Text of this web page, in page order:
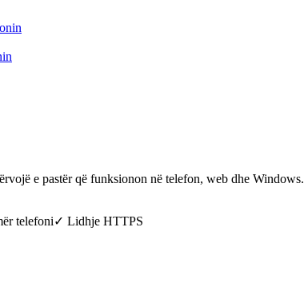
e pastër që funksionon në telefon, web dhe Windows.
telefoni✓ Lidhje HTTPS